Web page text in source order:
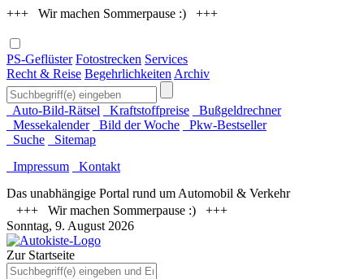
+++ Wir machen Sommerpause :) +++
PS-Geflüster Fotostrecken Services
Recht & Reise Begehrlichkeiten Archiv
Auto-Bild-Rätsel Kraftstoffpreise
Bußgeldrechner
Messekalender
Bild der Woche
Pkw-Bestseller
Suche
Sitemap
Impressum
Kontakt
Das unabhängige Portal rund um Automobil & Verkehr
+++ Wir machen Sommerpause :) +++
Sonntag, 9. August 2026
Zur Startseite